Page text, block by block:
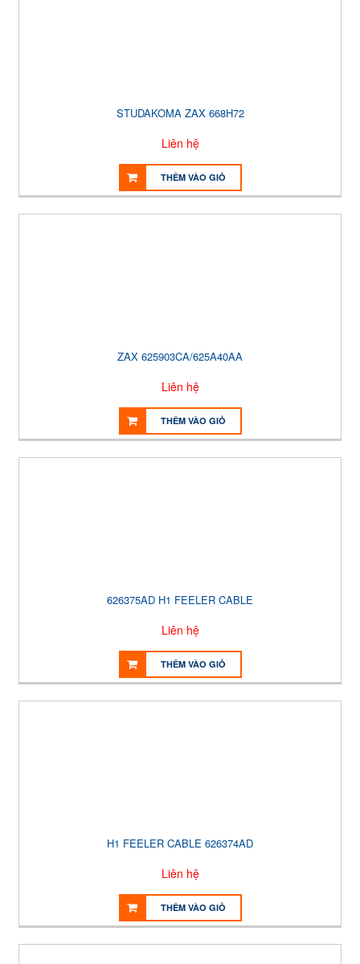
STUDAKOMA ZAX 668H72
Liên hệ
THÊM VÀO GIỎ
ZAX 625903CA/625A40AA
Liên hệ
THÊM VÀO GIỎ
626375AD H1 FEELER CABLE
Liên hệ
THÊM VÀO GIỎ
H1 FEELER CABLE 626374AD
Liên hệ
THÊM VÀO GIỎ